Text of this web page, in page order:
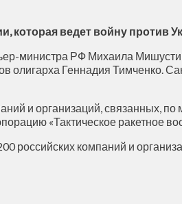
которая ведет войну против
министра РФ Михаила
олигарха Геннадия Тимченко.
и организаций, связанных,
«Тактическое ракетное
российских компаний и